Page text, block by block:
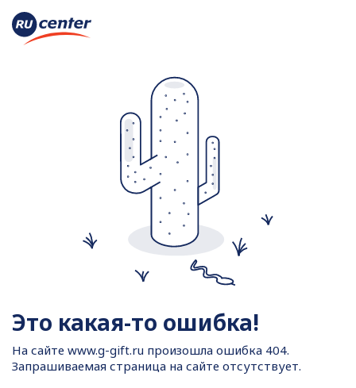
Это какая-то ошибка!
На сайте www.g-gift.ru произошла ошибка 404.
Запрашиваемая страница на сайте отсутствует.